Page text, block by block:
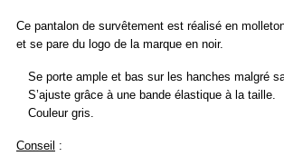
Ce pantalon de survêtement est réalisé en
et se pare du logo de la marque en noir.
Se porte ample et bas sur les hanches malgré
S’ajuste grâce à une bande élastique à la taille.
Couleur gris.
Conseil :